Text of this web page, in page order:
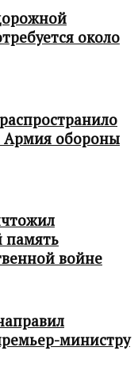
около
обороны
память
войне
министру